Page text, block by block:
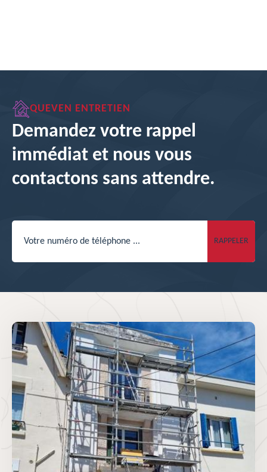
QUEVEN ENTRETIEN
Demandez votre rappel
immédiat et nous vous
contactons sans attendre.